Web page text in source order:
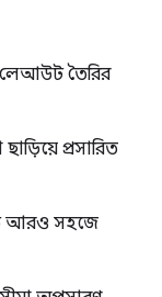
তৈরির
প্রসারিত
আরও সহজে